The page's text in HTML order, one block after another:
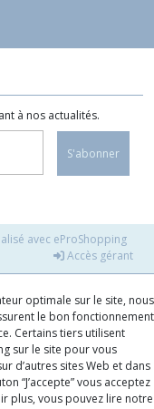
à nos actualités.
S'abonner
avec eProShopping
Accès gérant
optimale sur le site, nous
le bon fonctionnement
Certains tiers utilisent
sur le site pour vous
d’autres sites Web et dans
“J’accepte” vous acceptez
plus, vous pouvez lire notre